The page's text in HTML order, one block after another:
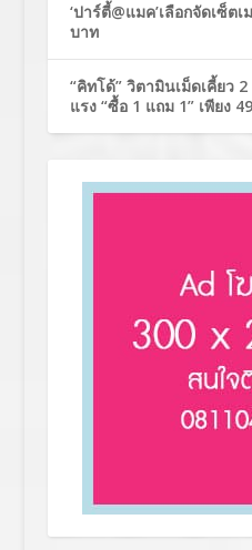
‘ปาร์ตี้@แมค’เลือกจัดเซ็ต
บาท
“คิทโด้” วิตามินเม็ดเคี้ยว
แรง “ซื้อ 1 แถม 1” เพียง